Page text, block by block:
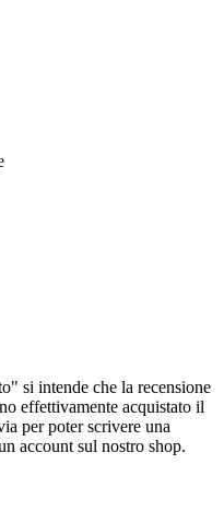
si intende che la recensione
effettivamente acquistato il
per poter scrivere una
account sul nostro shop.